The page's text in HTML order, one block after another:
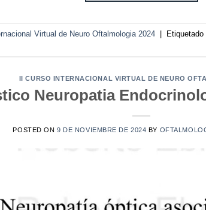
Virtual de Neuro Oftalmologia 2024 | Etiquetado
II CURSO INTERNACIONAL VIRTUAL DE NEURO
Neuropatia
POSTED ON9 DE NOVIEMBRE DE 2024 BY